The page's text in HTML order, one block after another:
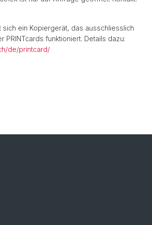
sich ein Kopiergerät, das ausschliesslich
PRINTcards funktioniert. Details dazu:
de/printcard/